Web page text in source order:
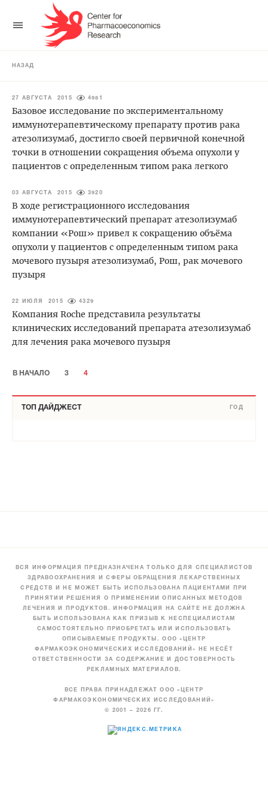
НАЗАД
27 АВГУСТА 2015 4981
Базовое исследование по экспериментальному
иммунотерапевтическому препарату против рака
атезолизумаб, достигло своей первичной конечной
точки в отношении сокращения объема опухоли у
пациентов с определенным типом рака легкого
03 АВГУСТА 2015 3920
В ходе регистрационного исследования
иммунотерапевтический препарат атезолизумаб
компании «Рош» привел к сокращению объёма
опухоли у пациентов c определенным типом рака
мочевого пузыря атезолизумаб, Рош, рак мочевого
пузыря
22 ИЮЛЯ 2015 4329
Компания Roche представила результаты
клинических исследований препарата атезолизумаб
для лечения рака мочевого пузыря
В НАЧАЛО 3 4
ТОП ДАЙДЖЕСТ ГОД
ВСЯ ИНФОРМАЦИЯ ПРЕДНАЗНАЧЕНА ТОЛЬКО ДЛЯ СПЕЦИАЛИСТОВ
ЗДРАВООХРАНЕНИЯ И СФЕРЫ ОБРАЩЕНИЯ ЛЕКАРСТВЕННЫХ
СРЕДСТВ И НЕ МОЖЕТ БЫТЬ ИСПОЛЬЗОВАНА ПАЦИЕНТАМИ ПРИ
ПРИНЯТИИ РЕШЕНИЯ О ПРИМЕНЕНИИ ОПИСАННЫХ МЕТОДОВ
ЛЕЧЕНИЯ И ПРОДУКТОВ. ИНФОРМАЦИЯ НА САЙТЕ НЕ ДОЛЖНА
БЫТЬ ИСПОЛЬЗОВАНА КАК ПРИЗЫВ К НЕСПЕЦИАЛИСТАМ
САМОСТОЯТЕЛЬНО ПРИОБРЕТАТЬ ИЛИ ИСПОЛЬЗОВАТЬ
ОПИСЫВАЕМЫЕ ПРОДУКТЫ. ООО «ЦЕНТР
ФАРМАКОЭКОНОМИЧЕСКИХ ИССЛЕДОВАНИЙ» НЕ НЕСЁТ
ОТВЕТСТВЕННОСТИ ЗА СОДЕРЖАНИЕ И ДОСТОВЕРНОСТЬ
РЕКЛАМНЫХ МАТЕРИАЛОВ.
ВСЕ ПРАВА ПРИНАДЛЕЖАТ ООО «ЦЕНТР
ФАРМАКОЭКОНОМИЧЕСКИХ ИССЛЕДОВАНИЙ»
© 2001 – 2026 ГГ.